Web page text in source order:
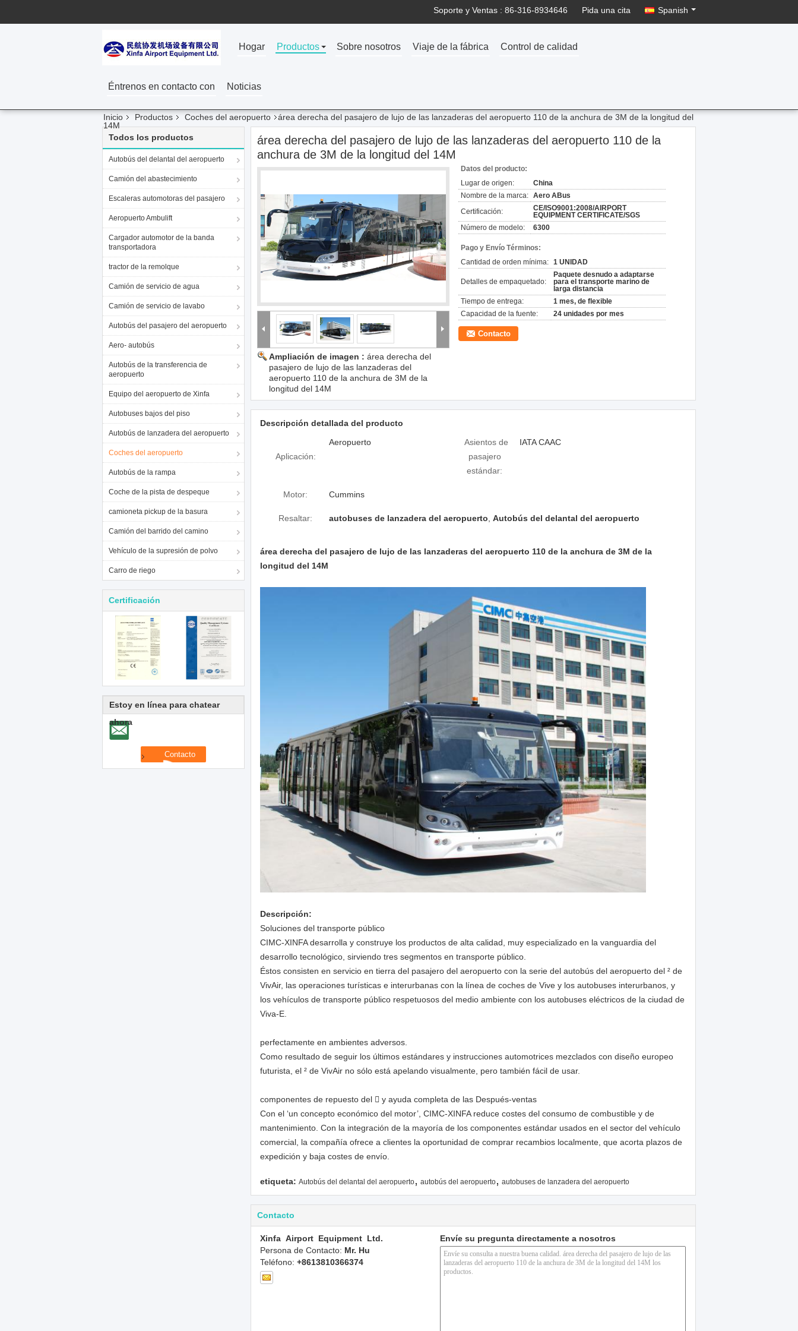
Soporte y Ventas : 86-316-8934646 Pida una cita Spanish
Hogar Productos Sobre nosotros Viaje de la fábrica Control de calidad
Éntrenos en contacto con Noticias
Inicio Productos Coches del aeropuerto
área derecha del pasajero de lujo de las lanzaderas del aeropuerto 110 de la anchura de 3M de la longitud del
14M
Todos los productos
Autobús del delantal del aeropuerto
Camión del abastecimiento
Escaleras automotoras del pasajero
Aeropuerto Ambulift
Cargador automotor de la banda
transportadora
tractor de la remolque
Camión de servicio de agua
Camión de servicio de lavabo
Autobús del pasajero del aeropuerto
Aero- autobús
Autobús de la transferencia de
aeropuerto
Equipo del aeropuerto de Xinfa
Autobuses bajos del piso
Autobús de lanzadera del aeropuerto
Coches del aeropuerto
Autobús de la rampa
Coche de la pista de despeque
camioneta pickup de la basura
Camión del barrido del camino
Vehículo de la supresión de polvo
Carro de riego
Certificación
Estoy en línea para chatear
ahora
área derecha del pasajero de lujo de las lanzaderas del aeropuerto 110 de la
anchura de 3M de la longitud del 14M
Ampliación de imagen : área derecha del
pasajero de lujo de las lanzaderas del
aeropuerto 110 de la anchura de 3M de la
longitud del 14M
Datos del producto:
Lugar de origen:
China
Nombre de la marca: Aero ABus
Certificación:
CE/ISO9001:2008/AIRPORT
EQUIPMENT CERTIFICATE/SGS
Número de modelo:
6300
Pago y Envío Términos:
Cantidad de orden mínima: 1 UNIDAD
Detalles de empaquetado:
Paquete desnudo a adaptarse
para el transporte marino de
larga distancia
Tiempo de entrega:
1 mes, de flexible
Capacidad de la fuente:
24 unidades por mes
Contacto
Descripción detallada del producto
Aplicación:
Aeropuerto
Asientos de
pasajero
estándar:
IATA CAAC
Motor: Cummins
Resaltar: autobuses de lanzadera del aeropuerto Autobús del delantal del aeropuerto
área derecha del pasajero de lujo de las lanzaderas del aeropuerto 110 de la anchura de 3M de la
longitud del 14M
Descripción:
Soluciones del transporte público
CIMC-XINFA desarrolla y construye los productos de alta calidad, muy especializado en la vanguardia del
desarrollo tecnológico, sirviendo tres segmentos en transporte público.
Éstos consisten en servicio en tierra del pasajero del aeropuerto con la serie del autobús del aeropuerto del ² de
VivAir, las operaciones turísticas e interurbanas con la línea de coches de Vive y los autobuses interurbanos, y
los vehículos de transporte público respetuosos del medio ambiente con los autobuses eléctricos de la ciudad de
Viva-E.
perfectamente en ambientes adversos.
Como resultado de seguir los últimos estándares y instrucciones automotrices mezclados con diseño europeo
futurista, el ² de VivAir no sólo está apelando visualmente, pero también fácil de usar.
componentes de repuesto del  y ayuda completa de las Después-ventas
Con el ‘un concepto económico del motor’, CIMC-XINFA reduce costes del consumo de combustible y de
mantenimiento. Con la integración de la mayoría de los componentes estándar usados en el sector del vehículo
comercial, la compañía ofrece a clientes la oportunidad de comprar recambios localmente, que acorta plazos de
expedición y baja costes de envío.
etiqueta: Autobús del delantal del aeropuerto, autobús del aeropuerto, autobuses de lanzadera del aeropuerto
Contacto
Xinfa Airport Equipment Ltd.
Persona de Contacto: Mr. Hu
Teléfono: +8613810366374
Envíe su pregunta directamente a nosotros